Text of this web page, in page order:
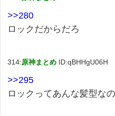
>>280
ロックだからだろ
314:原神まとめ ID:qBHHgU06H
>>295
ロックってあんな髪型な